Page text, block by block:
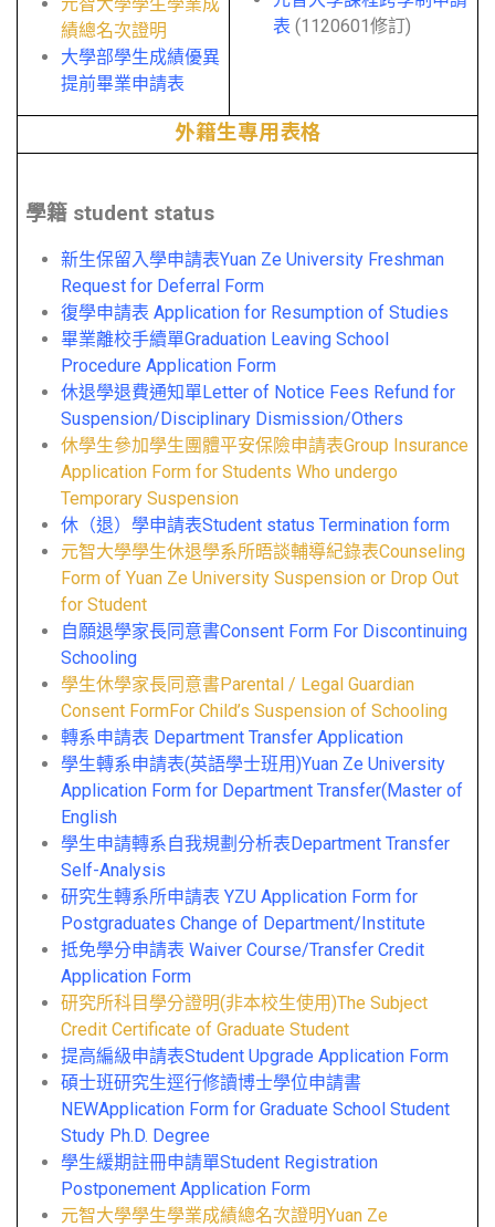
績總名次證明
大學部學生成績優異
提前畢業申請表
表 (1120601修訂)
外籍生專用表格
學籍 student status
新生保留入學申請表Yuan Ze University Freshman
Request for Deferral Form
復學申請表 Application for Resumption of Studies
畢業離校手續單Graduation Leaving School
Procedure Application Form
休退學退費通知單Letter of Notice Fees Refund for
Suspension/Disciplinary Dismission/Others
休學生參加學生團體平安保險申請表Group Insurance
Application Form for Students Who undergo
Temporary Suspension
休（退）學申請表Student status Termination form
元智大學學生休退學系所晤談輔導紀錄表Counseling
Form of Yuan Ze University Suspension or Drop Out
for Student
自願退學家長同意書Consent Form For Discontinuing
Schooling
學生休學家長同意書Parental / Legal Guardian
Consent FormFor Child’s Suspension of Schooling
轉系申請表 Department Transfer Application
學生轉系申請表(英語學士班用)Yuan Ze University
Application Form for Department Transfer(Master of
English
學生申請轉系自我規劃分析表Department Transfer
Self-Analysis
研究生轉系所申請表 YZU Application Form for
Postgraduates Change of Department/Institute
抵免學分申請表 Waiver Course/Transfer Credit
Application Form
研究所科目學分證明(非本校生使用)The Subject
Credit Certificate of Graduate Student
提高編級申請表Student Upgrade Application Form
碩士班研究生逕行修讀博士學位申請書
NEWApplication Form for Graduate School Student
Study Ph.D. Degree
學生緩期註冊申請單Student Registration
Postponement Application Form
元智大學學生學業成績總名次證明Yuan Ze